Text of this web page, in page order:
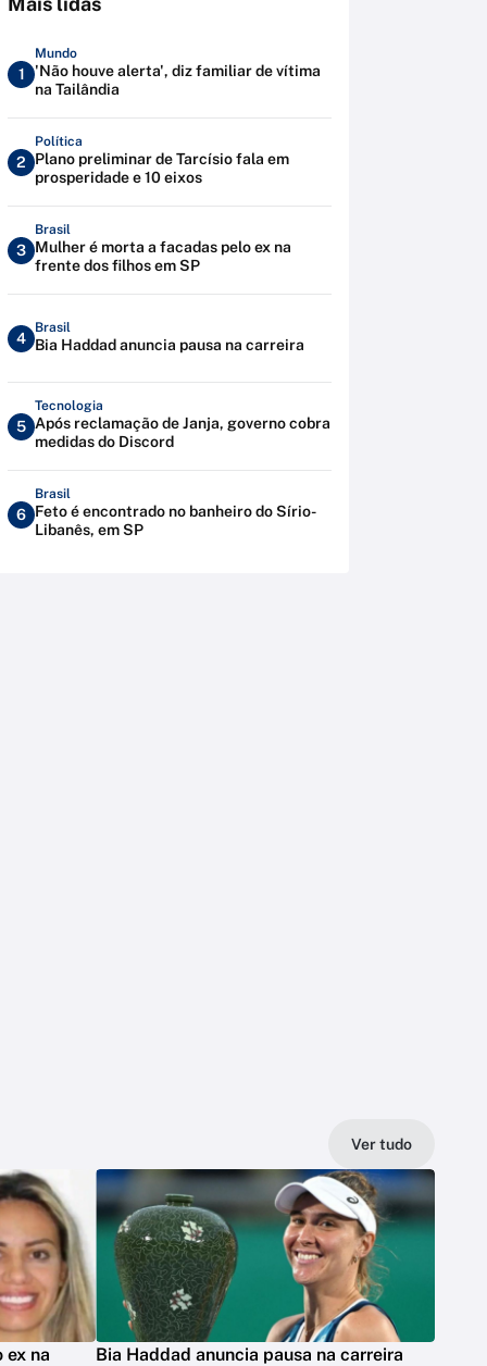
1
Mundo
'Não houve alerta', diz familiar de vítima
na Tailândia
2
Política
Plano preliminar de Tarcísio fala em
prosperidade e 10 eixos
3
Brasil
Mulher é morta a facadas pelo ex na
frente dos filhos em SP
4
Brasil
Bia Haddad anuncia pausa na carreira
5
Tecnologia
Após reclamação de Janja, governo cobra
medidas do Discord
6
Brasil
Feto é encontrado no banheiro do Sírio-
Libanês, em SP
Ver tudo
ex na
Bia Haddad anuncia pausa na carreira